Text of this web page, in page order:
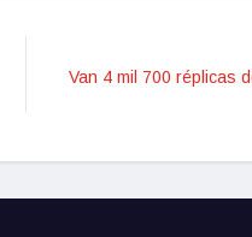
Van 4 mil 700 réplicas